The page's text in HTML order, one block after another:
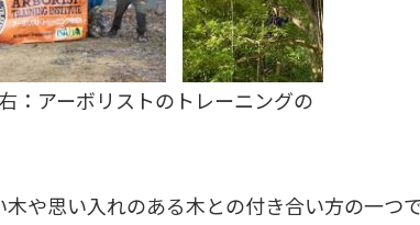
：アーボリストのトレーニングの
や思い入れのある木との付き合い方の一つ